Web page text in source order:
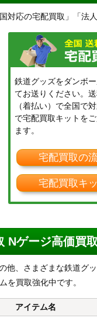
対応の宅配買取」「法
鉄道グッズをダンボ
てお送りください。
（着払い）で全国で
で宅配買取キットを
ます。
宅配買取の
宅配買取キ
Nゲージ高価買
他、さまざまな鉄道グ
を買取強化中です。
アイテム名